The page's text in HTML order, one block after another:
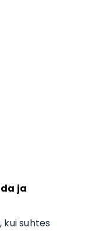
ja
kui suhtes